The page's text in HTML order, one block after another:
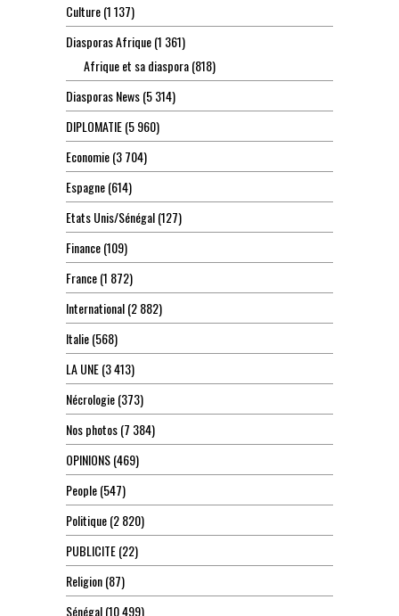
Culture(1 137)
Diasporas Afrique(1 361)
Afrique et sa diaspora(818)
Diasporas News(5 314)
DIPLOMATIE(5 960)
Economie(3 704)
Espagne(614)
Etats Unis/Sénégal(127)
Finance(109)
France(1 872)
International(2 882)
Italie(568)
LA UNE(3 413)
Nécrologie(373)
Nos photos(7 384)
OPINIONS(469)
People(547)
Politique(2 820)
PUBLICITE(22)
Religion(87)
Sénégal(10 499)